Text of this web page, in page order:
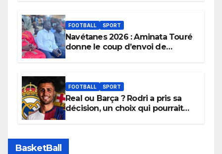
FOOTBALL SPORT
Navétanes 2026 : Aminata Touré
donne le coup d’envoi de
apaisées.
FOOTBALL SPORT
Real ou Barça ? Rodri a pris sa
décision, un choix qui pourrait
BasketBall